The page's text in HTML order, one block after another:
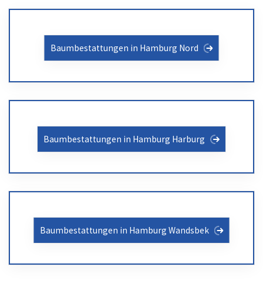
Baumbestattungen in Hamburg Nord
Baumbestattungen in Hamburg Harburg
Baumbestattungen in Hamburg Wandsbek